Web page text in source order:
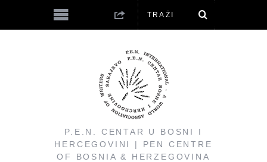
P.E.N. CENTAR U BOSNI I
HERCEGOVINI | PEN CENTRE
OF BOSNIA & HERZEGOVINA